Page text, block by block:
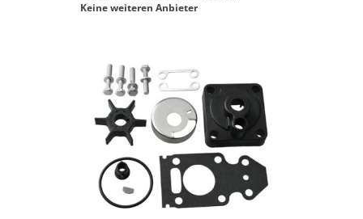
Keine weiteren Anbieter